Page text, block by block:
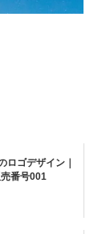
ロゴデザイン｜
番号001